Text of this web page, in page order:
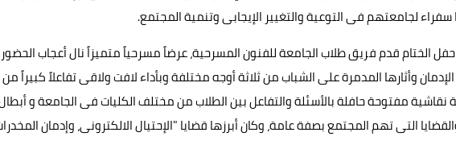
لجامعتهم فى التوعية والتغيير الإيجابى وتنمية المجتمع.
الختام قدم فريق طلاب الجامعة للفنون المسرحية، عرضاً مسرحياً متميزاً نال أعجاب الحضور
وأثارها المدمرة على الشباب من ثلاثة أوجه مختلفة وبأداء لافت ولاقى تفاعلاً كبيراً من
نقاشية مفتوحة حافلة بالأسئلة والتفاعل بين الطلاب من مختلف الكليات فى الجامعة و
التى تهم المجتمع بصفة عامة، وكان أبرزها قضايا "الإحتيال الالكترونى، وإدمان